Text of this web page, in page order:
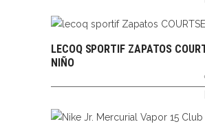
SELECCIONAR
LECOQ SPORTIF ZAPATOS
NIÑO